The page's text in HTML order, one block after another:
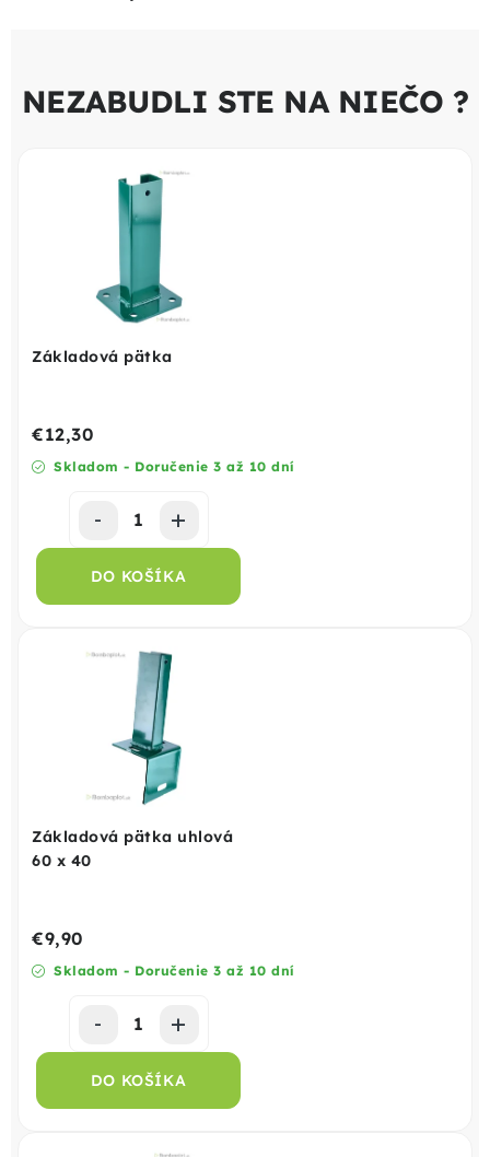
NEZABUDLI STE NA NIEČO ?
Základová pätka
Skladom - Doručenie 3 až 10 dní
€12,30
DO KOŠÍKA
Základová pätka uhlová
60 x 40
Skladom - Doručenie 3 až 10 dní
€9,90
DO KOŠÍKA